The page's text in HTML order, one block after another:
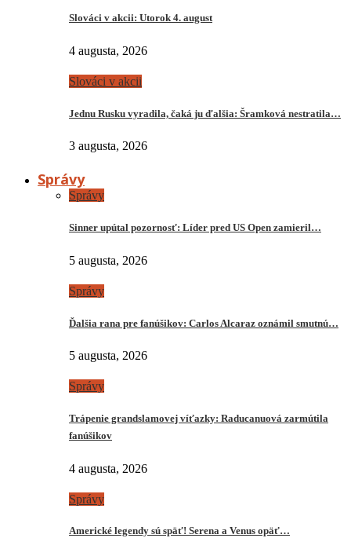
Slováci v akcii: Utorok 4. august
4 augusta, 2026
Slováci v akcii
Jednu Rusku vyradila, čaká ju ďalšia: Šramková nestratila…
3 augusta, 2026
Správy
Správy
Sinner upútal pozornosť: Líder pred US Open zamieril…
5 augusta, 2026
Správy
Ďalšia rana pre fanúšikov: Carlos Alcaraz oznámil smutnú…
5 augusta, 2026
Správy
Trápenie grandslamovej víťazky: Raducanuová zarmútila
fanúšikov
4 augusta, 2026
Správy
Americké legendy sú späť! Serena a Venus opäť…